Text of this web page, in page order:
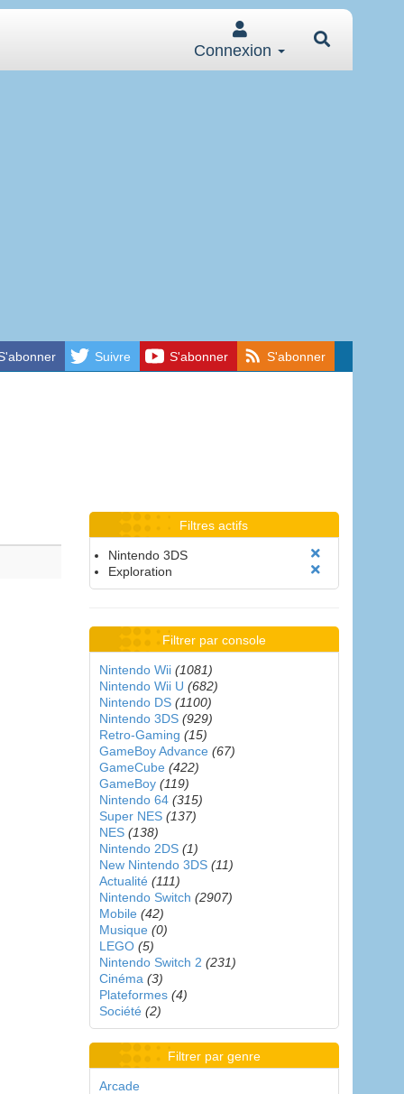
Connexion
Suivre S'abonner S'abonner
Filtres actifs
Nintendo 3DS
Exploration
Filtrer par console
Nintendo Wii (1081)
Nintendo Wii U (682)
Nintendo DS (1100)
Nintendo 3DS (929)
Retro-Gaming (15)
GameBoy Advance (67)
GameCube (422)
GameBoy (119)
Nintendo 64 (315)
Super NES (137)
NES (138)
Nintendo 2DS (1)
New Nintendo 3DS (11)
Actualité (111)
Nintendo Switch (2907)
Mobile (42)
Musique (0)
LEGO (5)
Nintendo Switch 2 (231)
Cinéma (3)
Plateformes (4)
Société (2)
Filtrer par genre
Arcade